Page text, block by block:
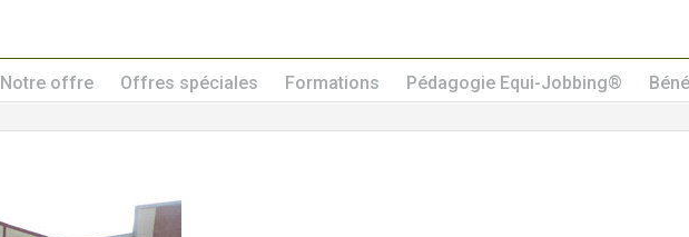
Notre offre Offres spéciales Formations Pédagogie Equi-Jobbing®